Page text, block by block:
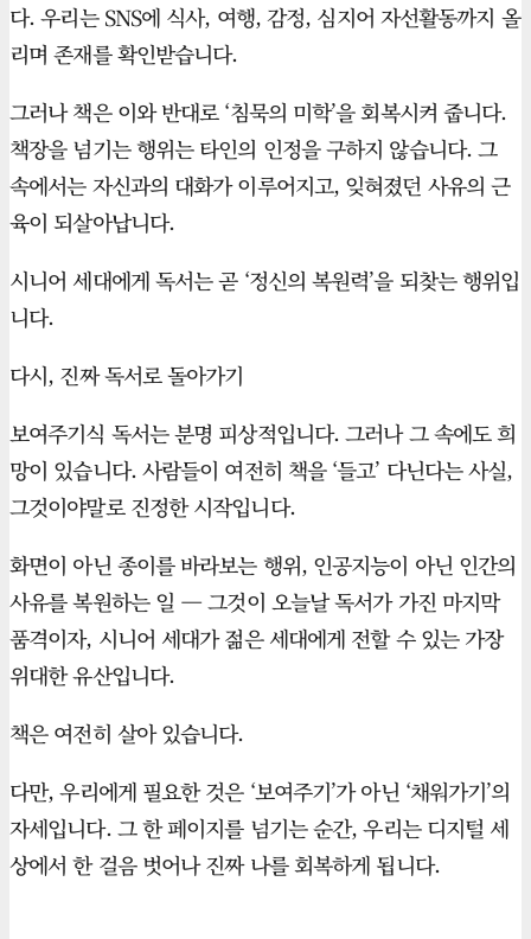
다. 우리는 SNS에 식사, 여행, 감정, 심지어 자선활동까지 올
리며 존재를 확인받습니다.
그러나 책은 이와 반대로 ‘침묵의 미학’을 회복시켜 줍니다.
책장을 넘기는 행위는 타인의 인정을 구하지 않습니다. 그
속에서는 자신과의 대화가 이루어지고, 잊혀졌던 사유의 근
육이 되살아납니다.
시니어 세대에게 독서는 곧 ‘정신의 복원력’을 되찾는 행위입
니다.
다시, 진짜 독서로 돌아가기
보여주기식 독서는 분명 피상적입니다. 그러나 그 속에도 희
망이 있습니다. 사람들이 여전히 책을 ‘들고’ 다닌다는 사실,
그것이야말로 진정한 시작입니다.
화면이 아닌 종이를 바라보는 행위, 인공지능이 아닌 인간의
사유를 복원하는 일 — 그것이 오늘날 독서가 가진 마지막
품격이자, 시니어 세대가 젊은 세대에게 전할 수 있는 가장
위대한 유산입니다.
책은 여전히 살아 있습니다.
다만, 우리에게 필요한 것은 ‘보여주기’가 아닌 ‘채워가기’의
자세입니다. 그 한 페이지를 넘기는 순간, 우리는 디지털 세
상에서 한 걸음 벗어나 진짜 나를 회복하게 됩니다.